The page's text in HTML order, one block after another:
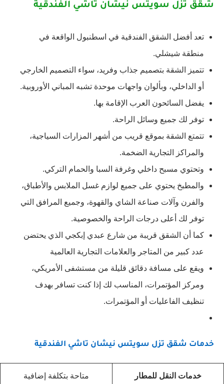
شقق تزل سويتس نيشان تاشي الفندقية
تعد أفضل الشقق الفندقية في اسطنبول الواقعة في
منطقة شيشلي.
تتميز الشقة بتصميم جذاب وفريد، سواء التصميم الخارجي
أو الداخلي، وبألوان واجهات موحدة تشبه المباني الأوروبية.
يفضل السائحون العرب الإقامة بها.
توفر لك جميع وسائل الراحة.
تتمتع الشقة بموقع قريب من أشهر المزارات السياجية،
والمراكز التجارية الضخمة.
وتحتوي مسبح داخلي وغرفة السبا والحمام التركي.
والمطبخ يحتوي على جميع لوازم غسل الملابس والأطباق،
والفرن وآلات صناعة الشاي والقهوة، وجميع المرافق التي
توفر لك أعلى درجات الراحة والخصوصية.
كما أن الشقق قريبة من شارع عبدي إبكجي الذي يحتضن
عدد كبير من المتاجر والعلامات التجارية العالمية
ويقع على مسافة دقائق قليلة من مستشفى الأمريكي،
ومركز المؤتمرات، المناسب لك إذا كنت تسافر بهدف
تنظيف الفاعليات أو المؤتمرات.
خدمات شقق تزل سويتس نيشان تاشي الفندقية
خدمات النقل للمطار متاحة بتكلفة إضافية